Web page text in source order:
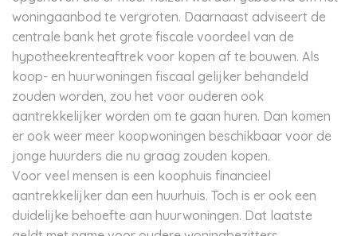
woningaanbod te vergroten. Daarnaast adviseert de
centrale bank het grote fiscale voordeel van de
hypotheekrenteaftrek voor kopen af te bouwen. Als
koop- en huurwoningen fiscaal gelijker behandeld
zouden worden, zou het voor ouderen ook
aantrekkelijker worden om te gaan huren. Dan komen
er ook weer meer koopwoningen beschikbaar voor de
jonge huurders die nu graag zouden kopen.
Voor veel mensen is een koophuis financieel
aantrekkelijker dan een huurhuis. Toch is er ook een
duidelijke behoefte aan huurwoningen. Dat laatste